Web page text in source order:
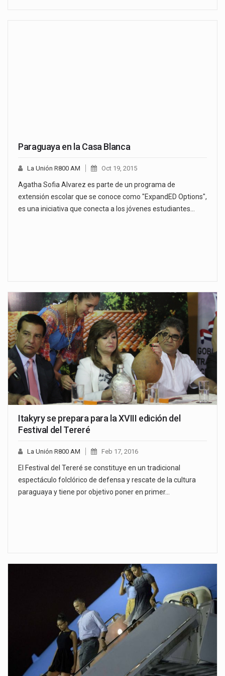
Paraguaya en la Casa Blanca
La Unión R800 AM Oct 19, 2015
Agatha Sofia Alvarez es parte de un programa de
extensión escolar que se conoce como "ExpandED Options",
es una iniciativa que conecta a los jóvenes estudiantes…
Itakyry se prepara para la XVIII edición del
Festival del Tereré
La Unión R800 AM Feb 17, 2016
El Festival del Tereré se constituye en un tradicional
espectáculo folclórico de defensa y rescate de la cultura
paraguaya y tiene por objetivo poner en primer…